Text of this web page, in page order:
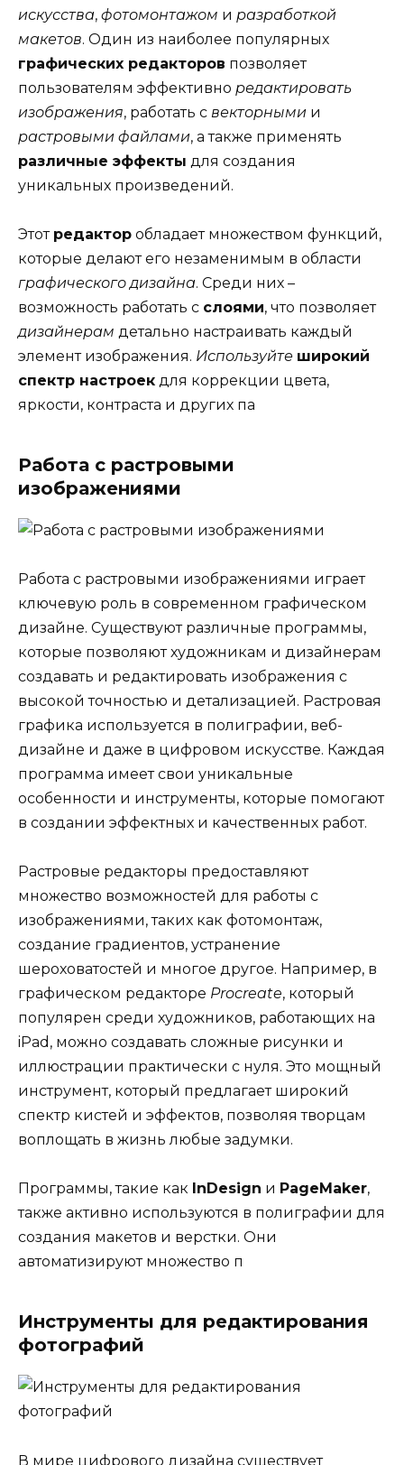
искусства, фотомонтажом и разработкой
макетов. Один из наиболее популярных
графических редакторов позволяет
пользователям эффективно редактировать
изображения, работать с векторными и
растровыми файлами, а также применять
различные эффекты для создания
уникальных произведений.
Этот редактор обладает множеством функций,
которые делают его незаменимым в области
графического дизайна. Среди них –
возможность работать с слоями, что позволяет
дизайнерам детально настраивать каждый
элемент изображения. Используйте широкий
спектр настроек для коррекции цвета,
яркости, контраста и других па
Работа с растровыми
изображениями
Работа с растровыми изображениями играет
ключевую роль в современном графическом
дизайне. Существуют различные программы,
которые позволяют художникам и дизайнерам
создавать и редактировать изображения с
высокой точностью и детализацией. Растровая
графика используется в полиграфии, веб-
дизайне и даже в цифровом искусстве. Каждая
программа имеет свои уникальные
особенности и инструменты, которые помогают
в создании эффектных и качественных работ.
Растровые редакторы предоставляют
множество возможностей для работы с
изображениями, таких как фотомонтаж,
создание градиентов, устранение
шероховатостей и многое другое. Например, в
графическом редакторе Procreate, который
популярен среди художников, работающих на
iPad, можно создавать сложные рисунки и
иллюстрации практически с нуля. Это мощный
инструмент, который предлагает широкий
спектр кистей и эффектов, позволяя творцам
воплощать в жизнь любые задумки.
Программы, такие как InDesign и PageMaker,
также активно используются в полиграфии для
создания макетов и верстки. Они
автоматизируют множество п
Инструменты для редактирования
фотографий
В мире цифрового дизайна существует